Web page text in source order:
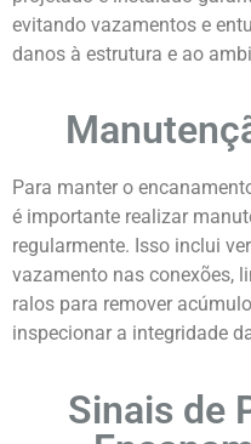
evitando vazamentos e
danos à estrutura e ao
Para manter o
é importante realizar
regularmente. Isso inclui
vazamento nas conexões,
ralos para remover
inspecionar a integridade
Sinais de